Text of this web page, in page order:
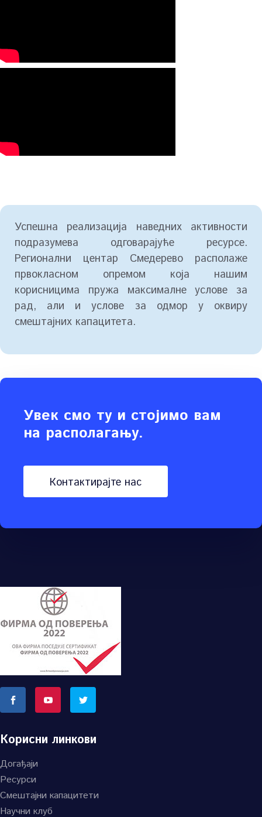
Успешна реализација наведних активности
подразумева одговарајуће ресурсе.
Регионални центар Смедерево располаже
првокласном опремом која нашим
корисницима пружа максималне услове за
рад, али и услове за одмор у оквиру
смештајних капацитета.
Увек смо ту и стојимо вам
на располагању.
контактирајте нас
Корисни линкови
Догађаји
Ресурси
Смештајни капацитети
Научни клуб